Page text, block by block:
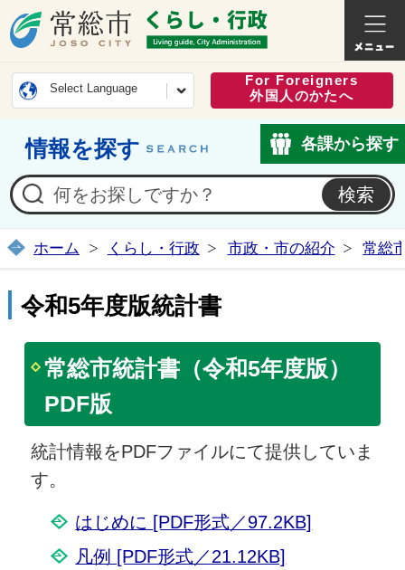
常総市公式ホームページ
くらし
Select Language
For Foreigners
外国人のかたへ
情報を探す 各課から探す
ホーム くらし・行政 市政・市の紹介 常総
令和5年度版統計書
常総市統計書（令和5年度版）
PDF版
統計情報をPDFファイルにて提供していま
す。
はじめに [PDF形式／97.2KB]
凡例 [PDF形式／21.12KB]